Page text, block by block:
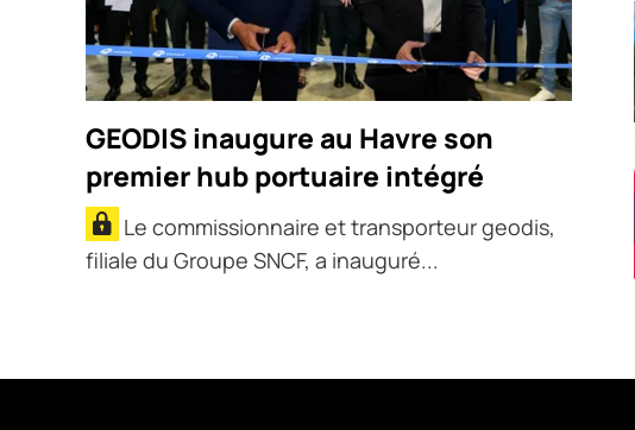
GEODIS inaugure au Havre son
premier hub portuaire intégré
Le commissionnaire et transporteur geodis,
filiale du Groupe SNCF, a inauguré...